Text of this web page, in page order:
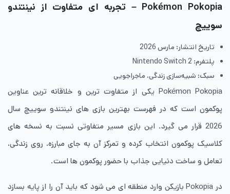
Pokémon Pokopia – تجربه ای متفاوت از نینتندو
سوییچ
تاریخ انتشار: مارس 2026
پلتفرم: Nintendo Switch 2
سبک: شبیه‌سازی زندگی، ماجراجویی
Pokémon Pokopia یکی از متفاوت ترین و خلاقانه ترین عناوین
پوکمون است که در فهرست بهترین بازی های نینتندو سوییچ سال
2026 قرار می گیرد. این بازی مسیر متفاوتی نسبت به نسخه های
کلاسیک پوکمون انتخاب کرده و تمرکز آن به جای مبارزه، روی زندگی،
تعامل و ساخت دنیایی جذاب با حضور پوکمون ها است.
در Pokopia بازیکن وارد منطقه ای می شود که باید آن را از پایه بسازد